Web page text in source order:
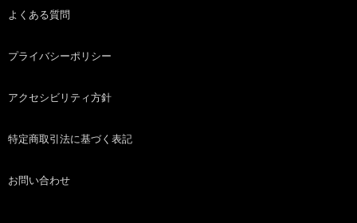
よくある質問
プライバシーポリシー
アクセシビリティ方針
特定商取引法に基づく表記
お問い合わせ